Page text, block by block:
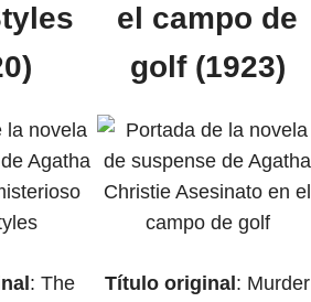
: The
el campo de
golf (1923)
Título original : Murder